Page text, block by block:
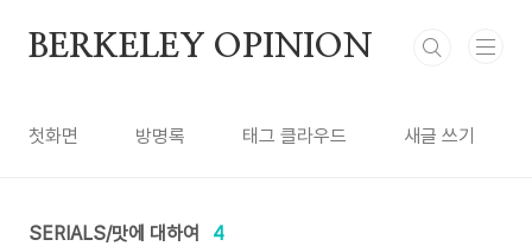
BERKELEY OPINION
첫화면 방명록 태그 클라우드 새글 쓰기
SERIALS/맛에 대하여 4